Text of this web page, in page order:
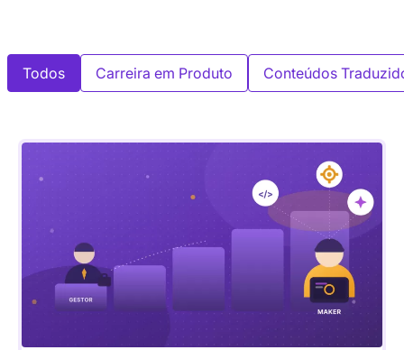
Todos Carreira em Produto Conteúdos